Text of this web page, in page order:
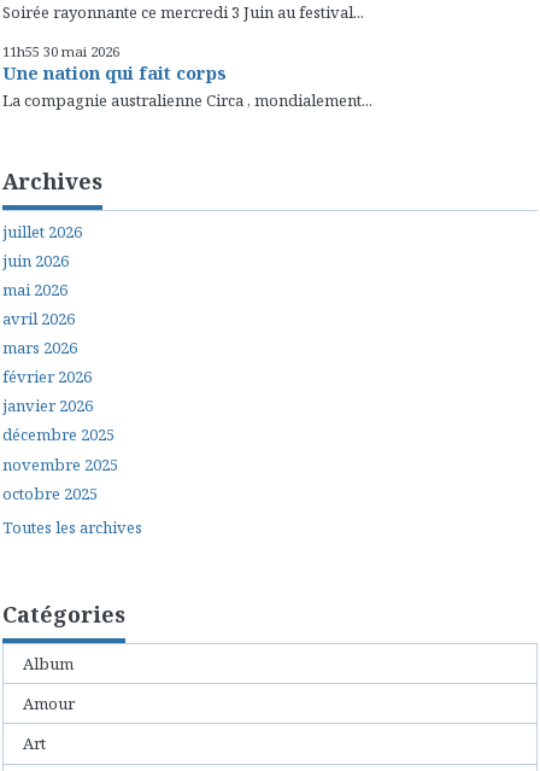
Soirée rayonnante ce mercredi 3 Juin au festival...
11h55 30 mai 2026
Une nation qui fait corps
La compagnie australienne Circa , mondialement...
Archives
juillet 2026
juin 2026
mai 2026
avril 2026
mars 2026
février 2026
janvier 2026
décembre 2025
novembre 2025
octobre 2025
Toutes les archives
Catégories
Album
Amour
Art